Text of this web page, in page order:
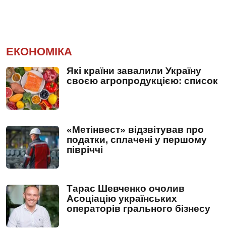
ЕКОНОМІКА
Які країни завалили Україну
своєю агропродукцією: список
«Метінвест» відзвітував про
податки, сплачені у першому
півріччі
Тарас Шевченко очолив
Асоціацію українських
операторів грального бізнесу